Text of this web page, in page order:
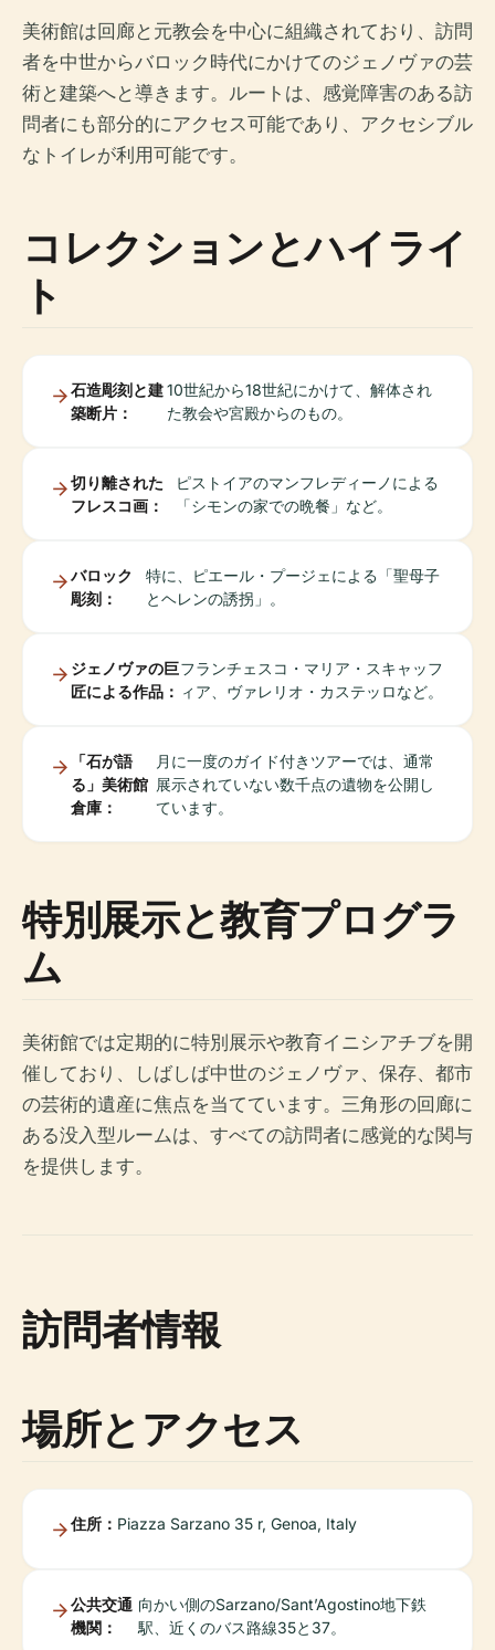
美術館は回廊と元教会を中心に組織されており、訪問
者を中世からバロック時代にかけてのジェノヴァの芸
術と建築へと導きます。ルートは、感覚障害のある訪
問者にも部分的にアクセス可能であり、アクセシブル
なトイレが利用可能です。
コレクションとハイライ
ト
石造彫刻と建
築断片：
10世紀から18世紀にかけて、解体され
た教会や宮殿からのもの。
切り離された
フレスコ画：
ピストイアのマンフレディーノによる
「シモンの家での晩餐」など。
バロック
彫刻：
特に、ピエール・プージェによる「聖母子
とヘレンの誘拐」。
ジェノヴァの巨
匠による作品：
フランチェスコ・マリア・スキャッフ
ィア、ヴァレリオ・カステッロなど。
「石が語
る」美術館
倉庫：
月に一度のガイド付きツアーでは、通常
展示されていない数千点の遺物を公開し
ています。
特別展示と教育プログラ
ム
美術館では定期的に特別展示や教育イニシアチブを開
催しており、しばしば中世のジェノヴァ、保存、都市
の芸術的遺産に焦点を当てています。三角形の回廊に
ある没入型ルームは、すべての訪問者に感覚的な関与
を提供します。
訪問者情報
場所とアクセス
住所： Piazza Sarzano 35 r, Genoa, Italy
公共交通
機関：
向かい側のSarzano/Sant’Agostino地下鉄
駅、近くのバス路線35と37。